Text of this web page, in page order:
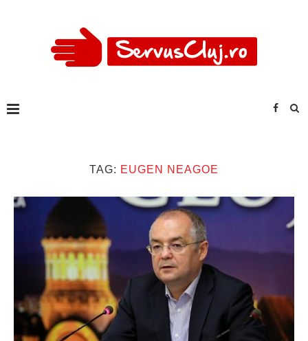
TAG: EUGEN NEAGOE